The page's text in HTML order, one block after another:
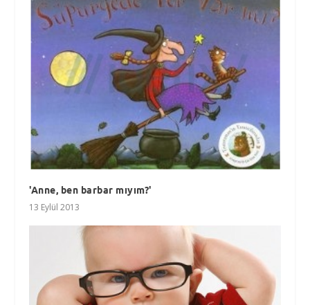
'Anne, ben barbar mıyım?'
13 Eylül 2013